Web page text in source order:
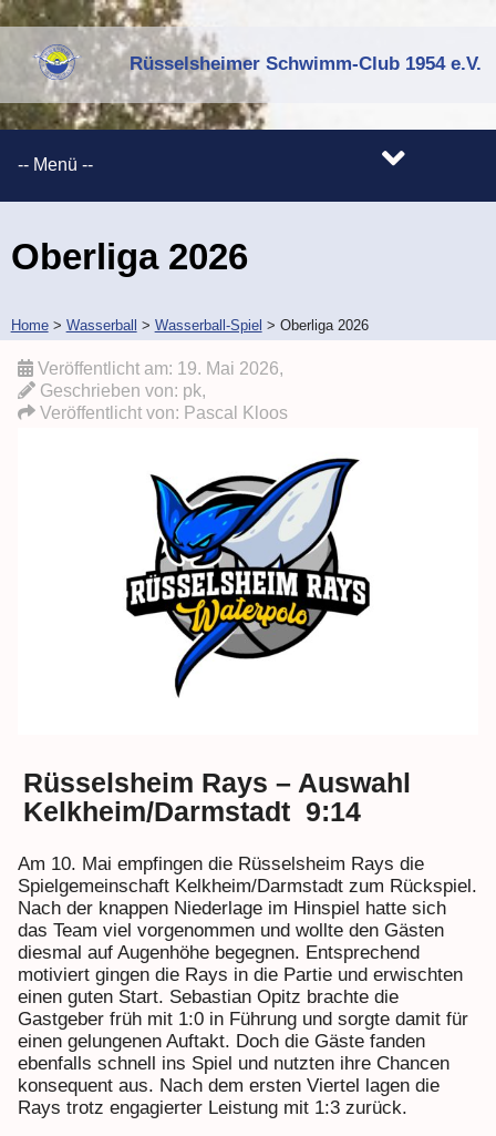
Rüsselsheimer Schwimm-Club 1954 e.V.
Oberliga 2026
Home> Wasserball > Wasserball-Spiel > Oberliga 2026
Veröffentlicht am: 19. Mai 2026,
Geschrieben von: pk,
Veröffentlicht von: Pascal Kloos
Rüsselsheim Rays – Auswahl
Kelkheim/Darmstadt 9:14
Am 10. Mai empfingen die Rüsselsheim Rays die
Spielgemeinschaft Kelkheim/Darmstadt zum Rückspiel.
Nach der knappen Niederlage im Hinspiel hatte sich
das Team viel vorgenommen und wollte den Gästen
diesmal auf Augenhöhe begegnen. Entsprechend
motiviert gingen die Rays in die Partie und erwischten
einen guten Start. Sebastian Opitz brachte die
Gastgeber früh mit 1:0 in Führung und sorgte damit für
einen gelungenen Auftakt. Doch die Gäste fanden
ebenfalls schnell ins Spiel und nutzten ihre Chancen
konsequent aus. Nach dem ersten Viertel lagen die
Rays trotz engagierter Leistung mit 1:3 zurück.